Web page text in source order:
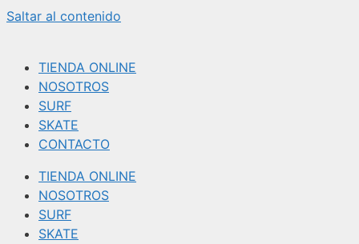
Saltar al contenido
TIENDA ONLINE
NOSOTROS
SURF
SKATE
CONTACTO
TIENDA ONLINE
NOSOTROS
SURF
SKATE